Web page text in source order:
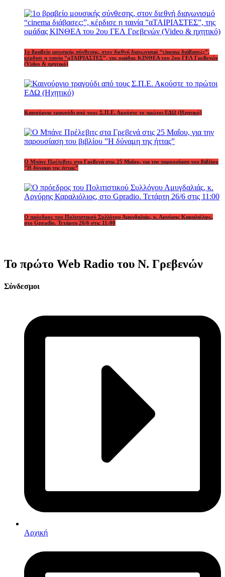
1o βραβείο μουσικής σύνθεσης, στον διεθνή διαγωνισμό “cinema διάβασες;”,
κέρδισε η ταινία ”αΤΑΙΡΙΑΣΤΕΣ”, της ομάδας ΚΙΝΘΕΑ του 2ου ΓΕΛ Γρεβενών
(Video & ηχητικό)
Καινούργιο τραγούδι από τους Σ.Π.Ε. Ακούστε το πρώτοι ΕΔΩ (Ηχητικό)
Ο Μπάνε Πρέλεβιτς στα Γρεβενά στις 25 Μαΐου, για την παρουσίαση του βιβλίου
”Η δύναμη της ήττας”
Ο πρόεδρος του Πολιτιστικού Συλλόγου Αμυγδαλιάς, κ. Αργύρης Καραλιόλιος,
στο Gpradio. Τετάρτη 26/6 στις 11:00
Το πρώτο Web Radio του Ν. Γρεβενών
Σύνδεσμοι
Αρχική